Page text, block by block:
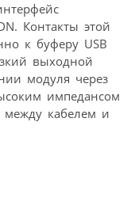
Контакты этой
к буферу USB
выходной
модуля через
импедансом
между кабелем и